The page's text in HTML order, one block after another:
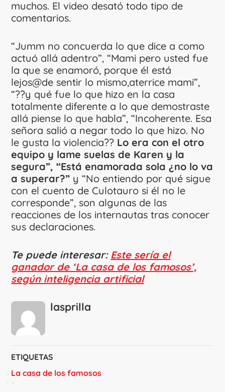
muchos. El video desató todo tipo de
comentarios.
“Jumm no concuerda lo que dice a como
actuó allá adentro”, “Mami pero usted fue
la que se enamoró, porque él está
lejos@de sentir lo mismo,aterrice mami”,
“??y qué fue lo que hizo en la casa
totalmente diferente a lo que demostraste
allá piense lo que habla”, “Incoherente. Esa
señora salió a negar todo lo que hizo. No
le gusta la violencia?? Lo era con el otro
equipo y lame suelas de Karen y la
segura”, “Está enamorada sola ¿no lo va
a superar?” y “No entiendo por qué sigue
con el cuento de Culotauro si él no le
corresponde”, son algunas de las
reacciones de los internautas tras conocer
sus declaraciones.
Te puede interesar: Este sería el
ganador de ‘La casa de los famosos’,
según inteligencia artificial
lasprilla
ETIQUETAS
La casa de los famosos